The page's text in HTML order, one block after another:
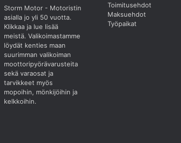
Storm Motor - Motoristin
asialla jo yli 50 vuotta.
Klikkaa ja lue lisää
meistä. Valikoimastamme
löydät kenties maan
suurimman valikoiman
moottoripyörävarusteita
sekä varaosat ja
tarvikkeet myös
mopoihin, mönkijöihin ja
kelkkoihin.
Toimitusehdot
Maksuehdot
Työpaikat